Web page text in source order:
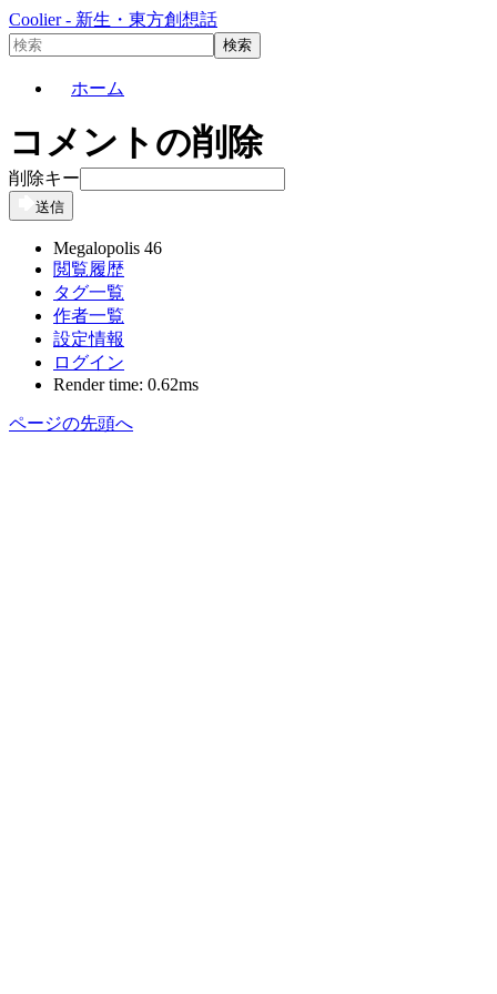
Coolier - 新生・東方創想話
ホーム
コメントの削除
削除キー
送信
Megalopolis 46
閲覧履歴
タグ一覧
作者一覧
設定情報
ログイン
Render time: 0.62ms
ページの先頭へ